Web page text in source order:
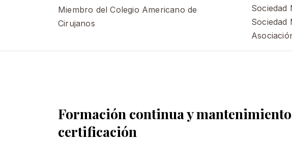
Miembro del Colegio Americano de
Cirujanos
Sociedad
Sociedad
Formación continua y
certificación